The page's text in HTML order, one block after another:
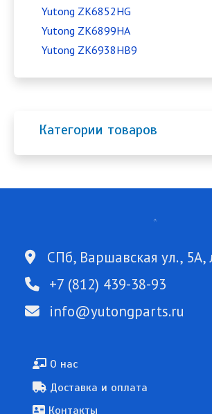
Yutong ZK6852HG
Yutong ZK6899HA
Yutong ZK6938HB9
Категории товаров
СПб, Варшавская ул., 5А,
+7 (812) 439-38-93
info@yutongparts.ru
Подвал
О нас
Доставка и оплата
Контакты